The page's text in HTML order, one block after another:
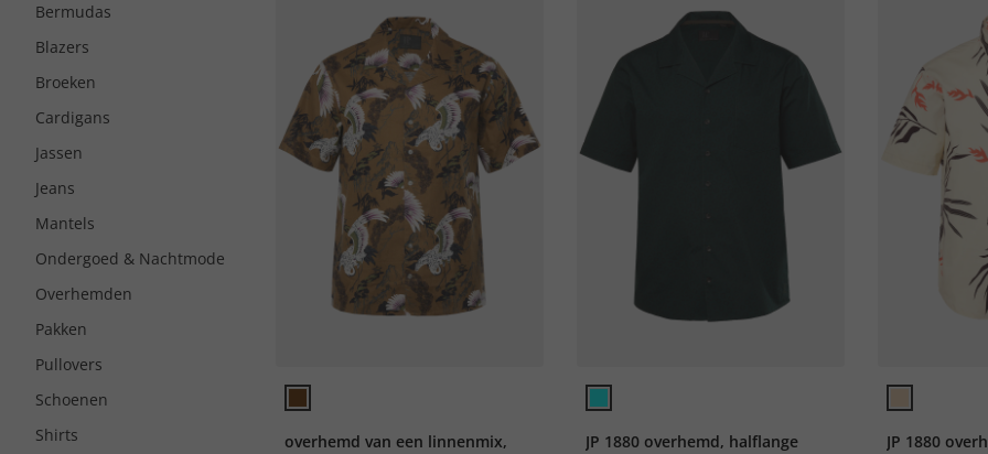
Bermudas
Blazers
Broeken
Cardigans
Jassen
Jeans
Mantels
Ondergoed & Nachtmode
Overhemden
Pakken
Pullovers
Schoenen
Shirts
overhemd van een linnenmix,
JP 1880 overhemd, halflange
JP 1880